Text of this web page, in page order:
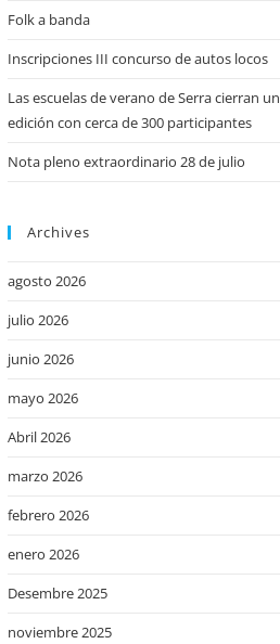
Folk a banda
Inscripciones III concurso de autos locos
Las escuelas de verano de Serra cierran
edición con cerca de 300 participantes
Nota pleno extraordinario 28 de julio
Archives
agosto 2026
julio 2026
junio 2026
mayo 2026
Abril 2026
marzo 2026
febrero 2026
enero 2026
Desembre 2025
noviembre 2025